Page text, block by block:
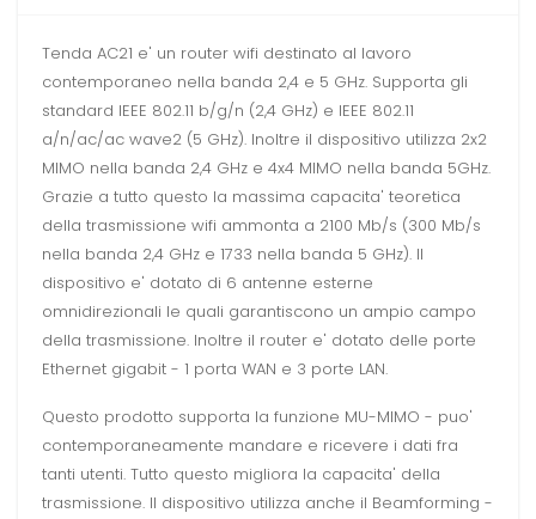
Tenda AC21 e' un router wifi destinato al lavoro
contemporaneo nella banda 2,4 e 5 GHz. Supporta gli
standard IEEE 802.11 b/g/n (2,4 GHz) e IEEE 802.11
a/n/ac/ac wave2 (5 GHz). Inoltre il dispositivo utilizza 2x2
MIMO nella banda 2,4 GHz e 4x4 MIMO nella banda 5GHz.
Grazie a tutto questo la massima capacita' teoretica
della trasmissione wifi ammonta a 2100 Mb/s (300 Mb/s
nella banda 2,4 GHz e 1733 nella banda 5 GHz). Il
dispositivo e' dotato di 6 antenne esterne
omnidirezionali le quali garantiscono un ampio campo
della trasmissione. Inoltre il router e' dotato delle porte
Ethernet gigabit - 1 porta WAN e 3 porte LAN.
Questo prodotto supporta la funzione MU-MIMO - puo'
contemporaneamente mandare e ricevere i dati fra
tanti utenti. Tutto questo migliora la capacita' della
trasmissione. Il dispositivo utilizza anche il Beamforming -